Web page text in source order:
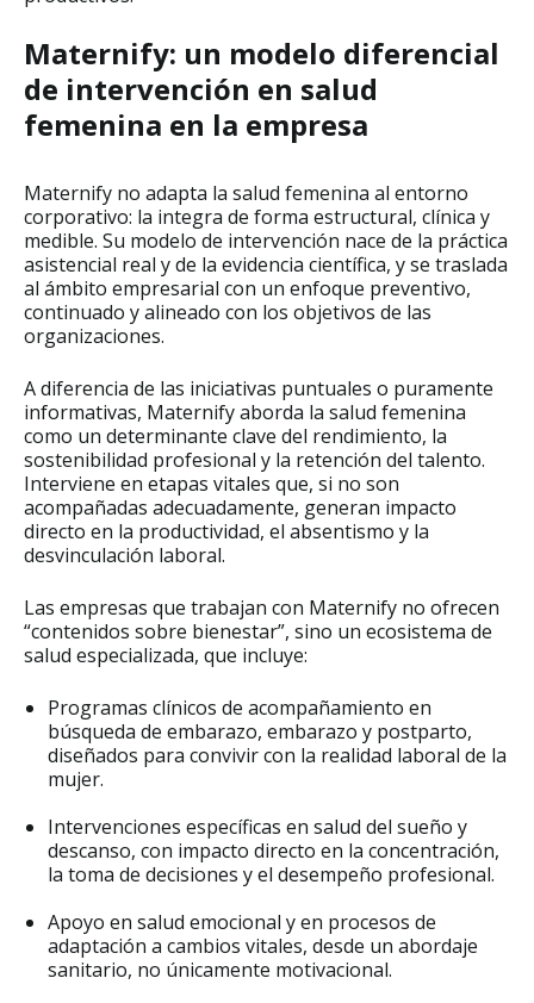
Maternify: un modelo diferencial
de intervención en salud
femenina en la empresa
Maternify no adapta la salud femenina al entorno
corporativo: la integra de forma estructural, clínica y
medible. Su modelo de intervención nace de la práctica
asistencial real y de la evidencia científica, y se traslada
al ámbito empresarial con un enfoque preventivo,
continuado y alineado con los objetivos de las
organizaciones.
A diferencia de las iniciativas puntuales o puramente
informativas, Maternify aborda la salud femenina
como un determinante clave del rendimiento, la
sostenibilidad profesional y la retención del talento.
Interviene en etapas vitales que, si no son
acompañadas adecuadamente, generan impacto
directo en la productividad, el absentismo y la
desvinculación laboral.
Las empresas que trabajan con Maternify no ofrecen
“contenidos sobre bienestar”, sino un ecosistema de
salud especializada, que incluye:
Programas clínicos de acompañamiento en
búsqueda de embarazo, embarazo y postparto,
diseñados para convivir con la realidad laboral de la
mujer.
Intervenciones específicas en salud del sueño y
descanso, con impacto directo en la concentración,
la toma de decisiones y el desempeño profesional.
Apoyo en salud emocional y en procesos de
adaptación a cambios vitales, desde un abordaje
sanitario, no únicamente motivacional.